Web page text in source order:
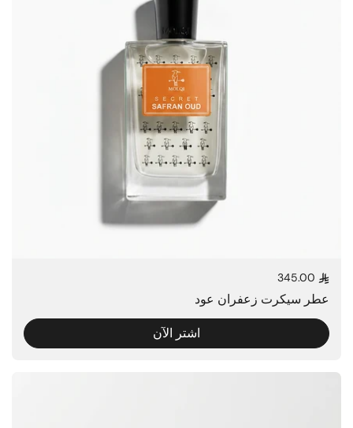
السعر العادي
عطر سيكرت زعفران عود
اشتر الآن